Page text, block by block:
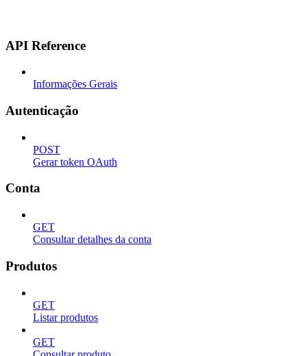
API Reference
Informações Gerais
Autenticação
POST
Gerar token OAuth
Conta
GET
Consultar detalhes da conta
Produtos
GET
Listar produtos
GET